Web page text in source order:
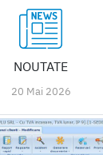
NOUTATE
20 Mai 2026